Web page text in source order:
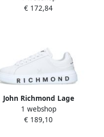
€ 172,84
John Richmond Lage
Sneakers 31016 A-WHITE
1 webshop
€ 189,10